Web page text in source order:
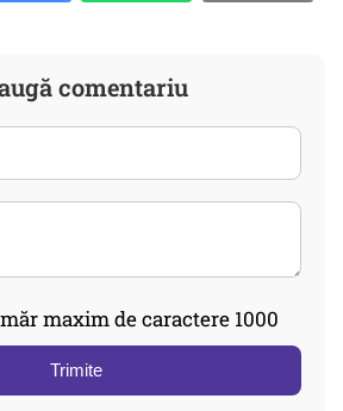
comentariu
maxim de caractere 1000
Trimite